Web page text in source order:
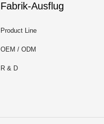
Fabrik-Ausflug
Product Line
OEM / ODM
R & D